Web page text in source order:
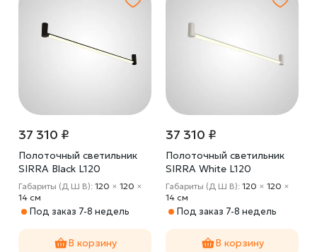
37 310 ₽
Полоточный светильник
SIRRA Black L120
Трехцветный свет
Габариты (Д Ш В): 120 × 120 ×
14 cм
Под заказ 7-8 недель
В корзину
37 310 ₽
Полоточный светильник
SIRRA White L120
Трехцветный свет
Габариты (Д Ш В): 120 × 120 ×
14 cм
Под заказ 7-8 недель
В корзину